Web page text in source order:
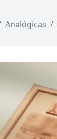
Analógicas /